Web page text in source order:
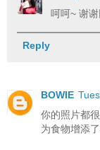
呵呵~ 谢
Reply
BOWIE
你的照片都
为食物增添